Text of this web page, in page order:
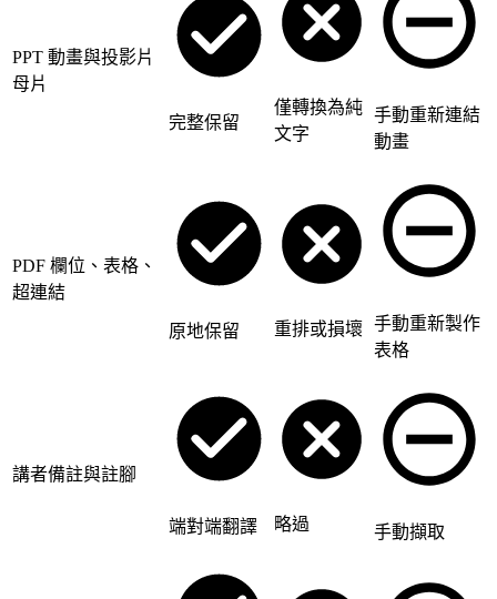
PPT 動畫與投影片
母片
完整保留
僅轉換為純
文字
手動重新連結
動畫
PDF 欄位、表格、
超連結
原地保留 重排或損壞
手動重新製作
表格
講者備註與註腳
端對端翻譯 略過 手動擷取